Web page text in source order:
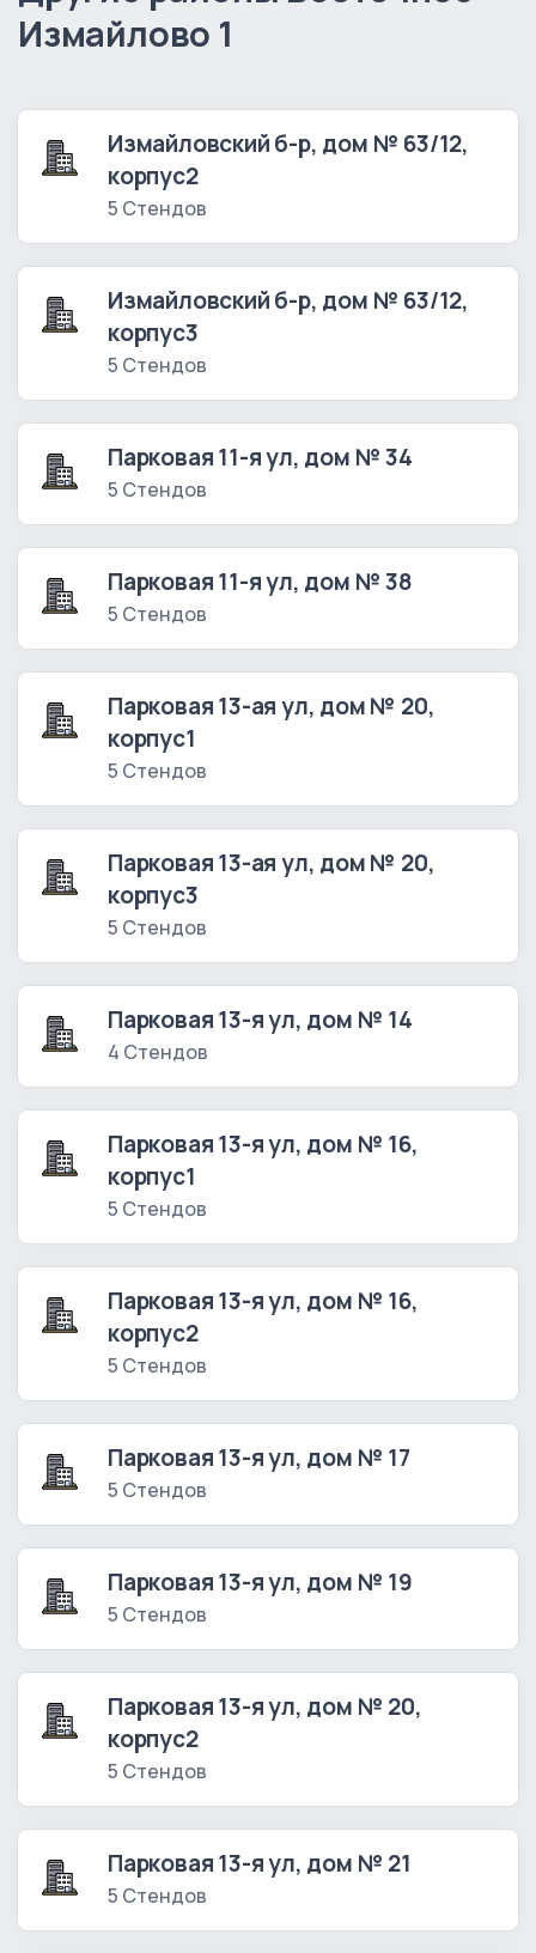
Измайлово 1
Измайловский б-р, дом № 63/12,
корпус2
5 Стендов
Измайловский б-р, дом № 63/12,
корпус3
5 Стендов
Парковая 11-я ул, дом № 34
5 Стендов
Парковая 11-я ул, дом № 38
5 Стендов
Парковая 13-ая ул, дом № 20,
корпус1
5 Стендов
Парковая 13-ая ул, дом № 20,
корпус3
5 Стендов
Парковая 13-я ул, дом № 14
4 Стендов
Парковая 13-я ул, дом № 16,
корпус1
5 Стендов
Парковая 13-я ул, дом № 16,
корпус2
5 Стендов
Парковая 13-я ул, дом № 17
5 Стендов
Парковая 13-я ул, дом № 19
5 Стендов
Парковая 13-я ул, дом № 20,
корпус2
5 Стендов
Парковая 13-я ул, дом № 21
5 Стендов